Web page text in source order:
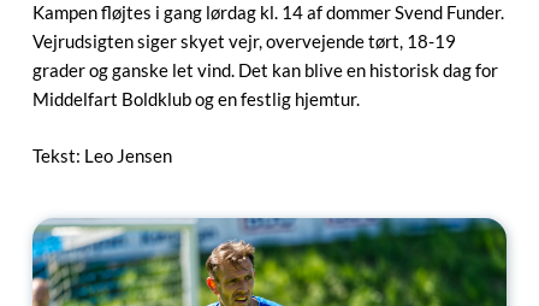
Kampen fløjtes i gang lørdag kl. 14 af dommer Svend Funder.
Vejrudsigten siger skyet vejr, overvejende tørt, 18-19
grader og ganske let vind. Det kan blive en historisk dag for
Middelfart Boldklub og en festlig hjemtur.
Tekst: Leo Jensen